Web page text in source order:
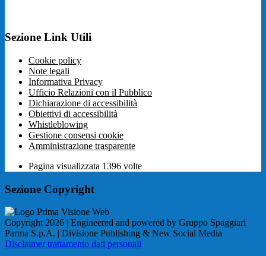
Sezione Link Utili
Cookie policy
Note legali
Informativa Privacy
Ufficio Relazioni con il Pubblico
Dichiarazione di accessibilità
Obiettivi di accessibilità
Whistleblowing
Gestione consensi cookie
Amministrazione trasparente
Pagina visualizzata 1396 volte
Sezione Copyright
Copyright 2026 | Engineered and powered by Gruppo Spaggiari
Parma S.p.A. | Divisione Publishing & New Social Media
Disclaimer trattamento dati personali